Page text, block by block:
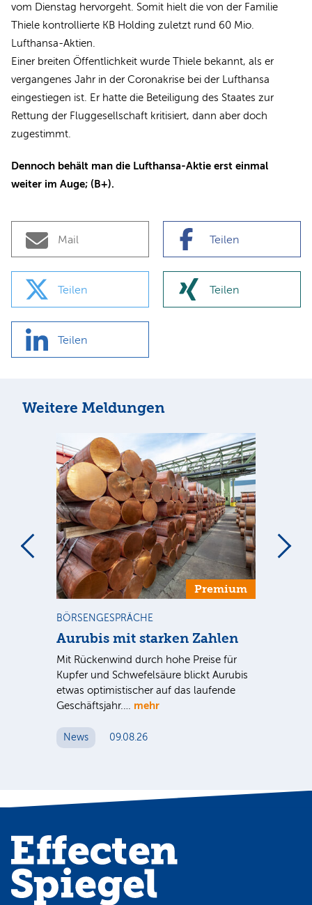
vom Dienstag hervorgeht. Somit hielt die von der Familie
Thiele kontrollierte KB Holding zuletzt rund 60 Mio.
Lufthansa-Aktien.
Einer breiten Öffentlichkeit wurde Thiele bekannt, als er
vergangenes Jahr in der Coronakrise bei der Lufthansa
eingestiegen ist. Er hatte die Beteiligung des Staates zur
Rettung der Fluggesellschaft kritisiert, dann aber doch
zugestimmt.
Dennoch behält man die Lufthansa-Aktie erst einmal
weiter im Auge; (B+).
Mail Teilen
Teilen Teilen
Teilen
Weitere Meldungen
Premium
BÖRSENGESPRÄCHE
Aurubis mit starken Zahlen
Mit Rückenwind durch hohe Preise für
Kupfer und Schwefelsäure blickt Aurubis
etwas optimistischer auf das laufende
Geschäftsjahr.… mehr
News 09.08.26